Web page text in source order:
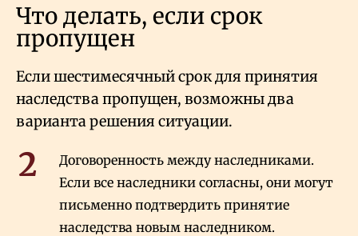
Что делать, если срок
пропущен
Если шестимесячный срок для принятия
наследства пропущен, возможны два
варианта решения ситуации.
Договоренность между наследниками.
Если все наследники согласны, они могут
письменно подтвердить принятие
наследства новым наследником.